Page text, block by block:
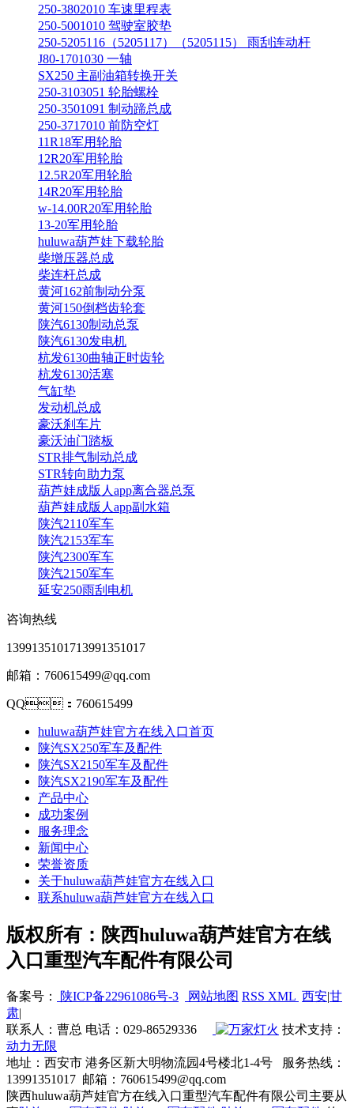
250-3802010 车速里程表
250-5001010 驾驶室胶垫
250-5205116（5205117）（5205115） 雨刮连动杆
J80-1701030 一轴
SX250 主副油箱转换开关
250-3103051 轮胎螺栓
250-3501091 制动蹄总成
250-3717010 前防空灯
11R18军用轮胎
12R20军用轮胎
12.5R20军用轮胎
14R20军用轮胎
w-14.00R20军用轮胎
13-20军用轮胎
huluwa葫芦娃下载轮胎
柴增压器总成
柴连杆总成
黄河162前制动分泵
黄河150倒档齿轮套
陕汽6130制动总泵
陕汽6130发电机
杭发6130曲轴正时齿轮
杭发6130活塞
气缸垫
发动机总成
豪沃刹车片
豪沃油门踏板
STR排气制动总成
STR转向助力泵
葫芦娃成版人app离合器总泵
葫芦娃成版人app副水箱
陕汽2110军车
陕汽2153军车
陕汽2300军车
陕汽2150军车
延安250雨刮电机
咨询热线
1399135101713991351017
邮箱：760615499@qq.com
QQ：760615499
huluwa葫芦娃官方在线入口首页
陕汽SX250军车及配件
陕汽SX2150军车及配件
陕汽SX2190军车及配件
产品中心
成功案例
服务理念
新闻中心
荣誉资质
关于huluwa葫芦娃官方在线入口
联系huluwa葫芦娃官方在线入口
版权所有：陕西huluwa葫芦娃官方在线
入口重型汽车配件有限公司
备案号： 陕ICP备22961086号-3 网站地图 RSS XML 西安|甘
肃|
联系人：曹总 电话：029-86529336
技术支持：
动力无限
地址：西安市 港务区新大明物流园4号楼北1-4号 服务热线：
13991351017 邮箱：760615499@qq.com
陕西huluwa葫芦娃官方在线入口重型汽车配件有限公司主要从